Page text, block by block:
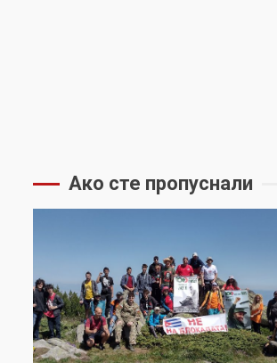
Ако сте пропуснали